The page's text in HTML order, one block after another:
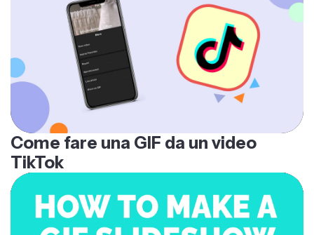
Come fare una GIF da un video
TikTok